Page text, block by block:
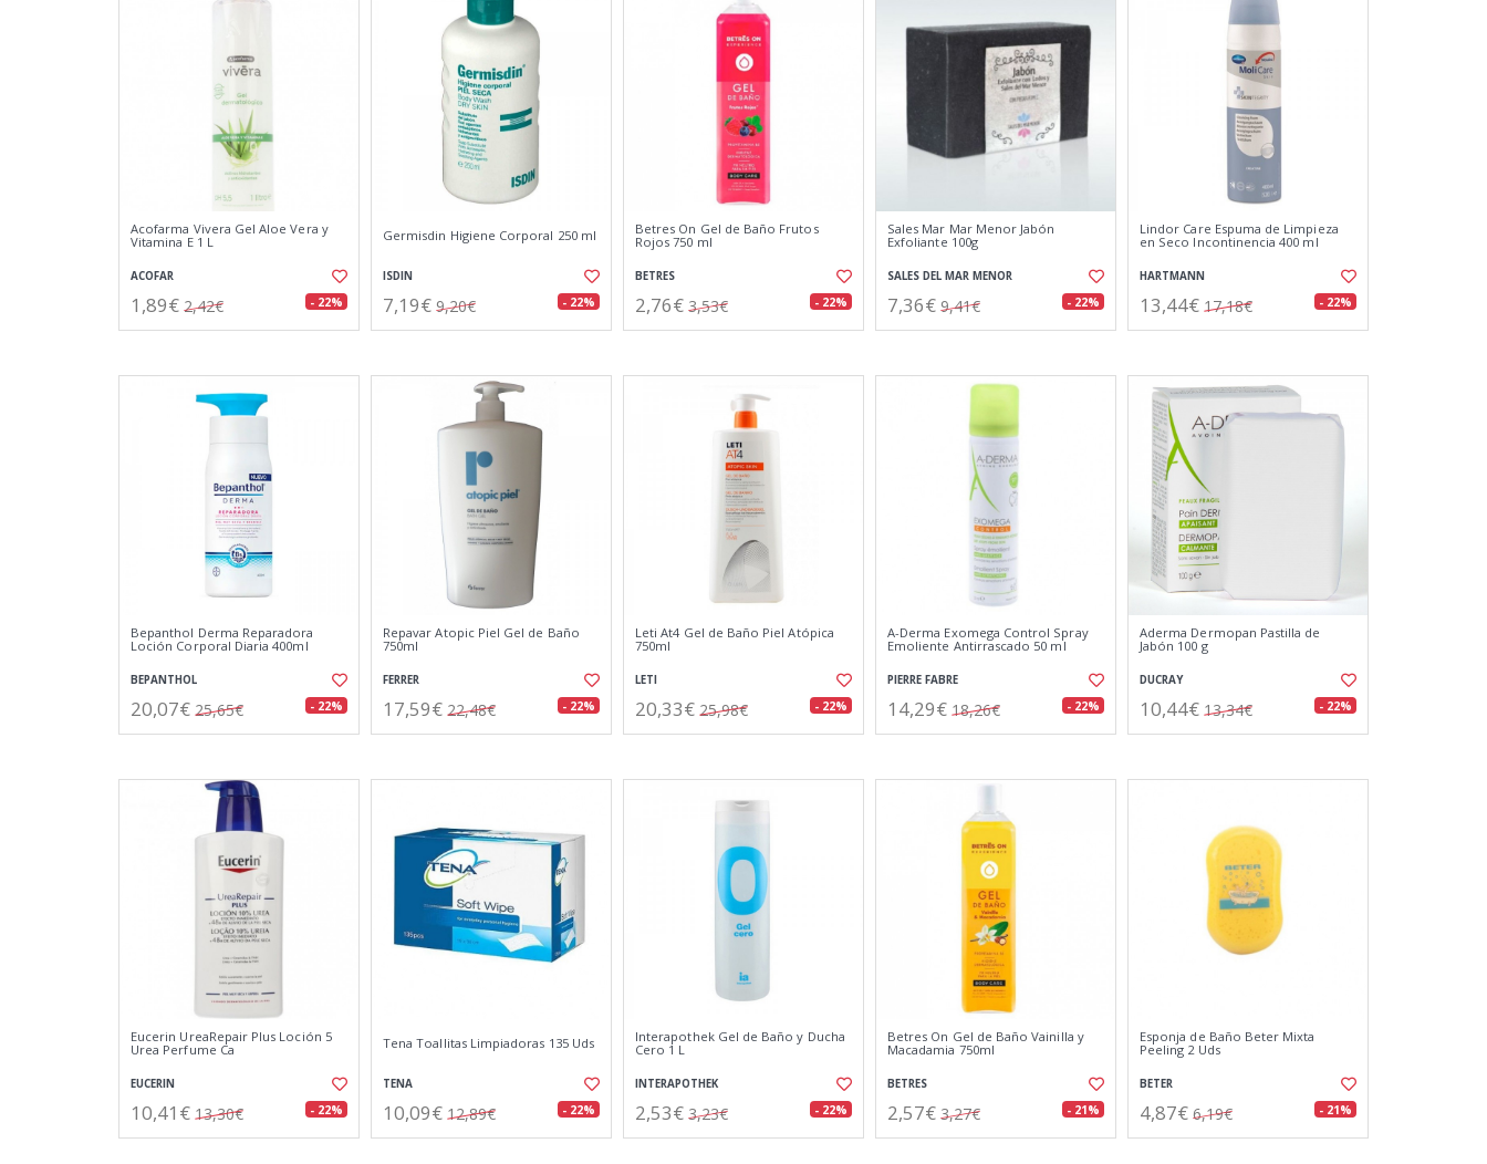
Acofarma Vivera Gel Aloe Vera y
Vitamina E 1 L
ACOFAR
1,89€ 2,42€ - 22%
Germisdin Higiene Corporal 250 ml
ISDIN
7,19€ 9,20€ - 22%
Betres On Gel de Baño Frutos
Rojos 750 ml
BETRES
2,76€ 3,53€ - 22%
Sales Mar Mar Menor Jabón
Exfoliante 100g
SALES DEL MAR MENOR
7,36€ 9,41€ - 22%
Lindor Care Espuma de Limpieza
en Seco Incontinencia 400 ml
HARTMANN
13,44€ 17,18€ - 22%
Bepanthol Derma Reparadora
Loción Corporal Diaria 400ml
BEPANTHOL
20,07€ 25,65€ - 22%
Repavar Atopic Piel Gel de Baño
750ml
FERRER
17,59€ 22,48€ - 22%
Leti At4 Gel de Baño Piel Atópica
750ml
LETI
20,33€ 25,98€ - 22%
A-Derma Exomega Control Spray
Emoliente Antirrascado 50 ml
PIERRE FABRE
14,29€ 18,26€ - 22%
Aderma Dermopan Pastilla de
Jabón 100 g
DUCRAY
10,44€ 13,34€ - 22%
Eucerin UreaRepair Plus Loción 5
Urea Perfume Ca
EUCERIN
10,41€ 13,30€ - 22%
Tena Toallitas Limpiadoras 135 Uds
TENA
10,09€ 12,89€ - 22%
Interapothek Gel de Baño y Ducha
Cero 1 L
INTERAPOTHEK
2,53€ 3,23€ - 22%
Betres On Gel de Baño Vainilla y
Macadamia 750ml
BETRES
2,57€ 3,27€ - 21%
Esponja de Baño Beter Mixta
Peeling 2 Uds
BETER
4,87€ 6,19€ - 21%